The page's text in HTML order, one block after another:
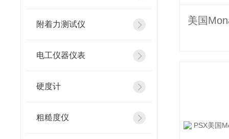
附着力测试仪
电工仪器仪表
硬度计
粗糙度仪